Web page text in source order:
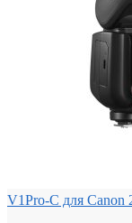
V1Pro-C для Canon